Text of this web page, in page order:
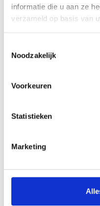
informatie die u aan ze
verzameld op basis van
Noodzakelijk
Voorkeuren
Statistieken
Marketing
Flinke nederlaag in